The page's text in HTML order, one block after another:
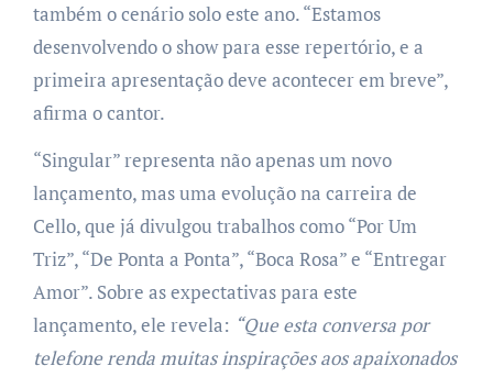
também o cenário solo este ano. “Estamos
desenvolvendo o show para esse repertório, e a
primeira apresentação deve acontecer em breve”,
afirma o cantor.
“Singular” representa não apenas um novo
lançamento, mas uma evolução na carreira de
Cello, que já divulgou trabalhos como “Por Um
Triz”, “De Ponta a Ponta”, “Boca Rosa” e “Entregar
Amor”. Sobre as expectativas para este
lançamento, ele revela: “Que esta conversa por
telefone renda muitas inspirações aos apaixonados